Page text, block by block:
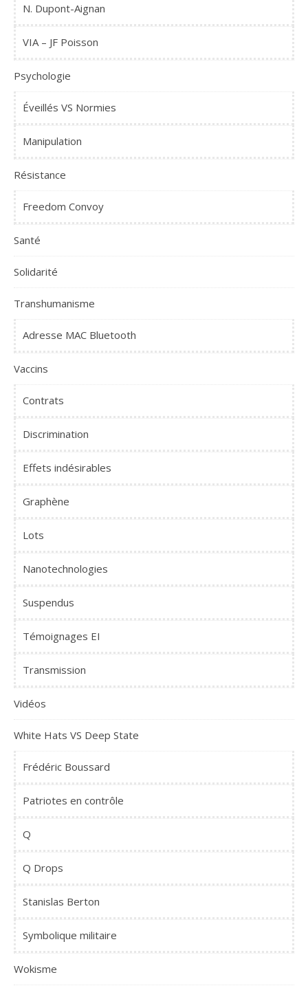
N. Dupont-Aignan
VIA – JF Poisson
Psychologie
Éveillés VS Normies
Manipulation
Résistance
Freedom Convoy
Santé
Solidarité
Transhumanisme
Adresse MAC Bluetooth
Vaccins
Contrats
Discrimination
Effets indésirables
Graphène
Lots
Nanotechnologies
Suspendus
Témoignages EI
Transmission
Vidéos
White Hats VS Deep State
Frédéric Boussard
Patriotes en contrôle
Q
Q Drops
Stanislas Berton
Symbolique militaire
Wokisme